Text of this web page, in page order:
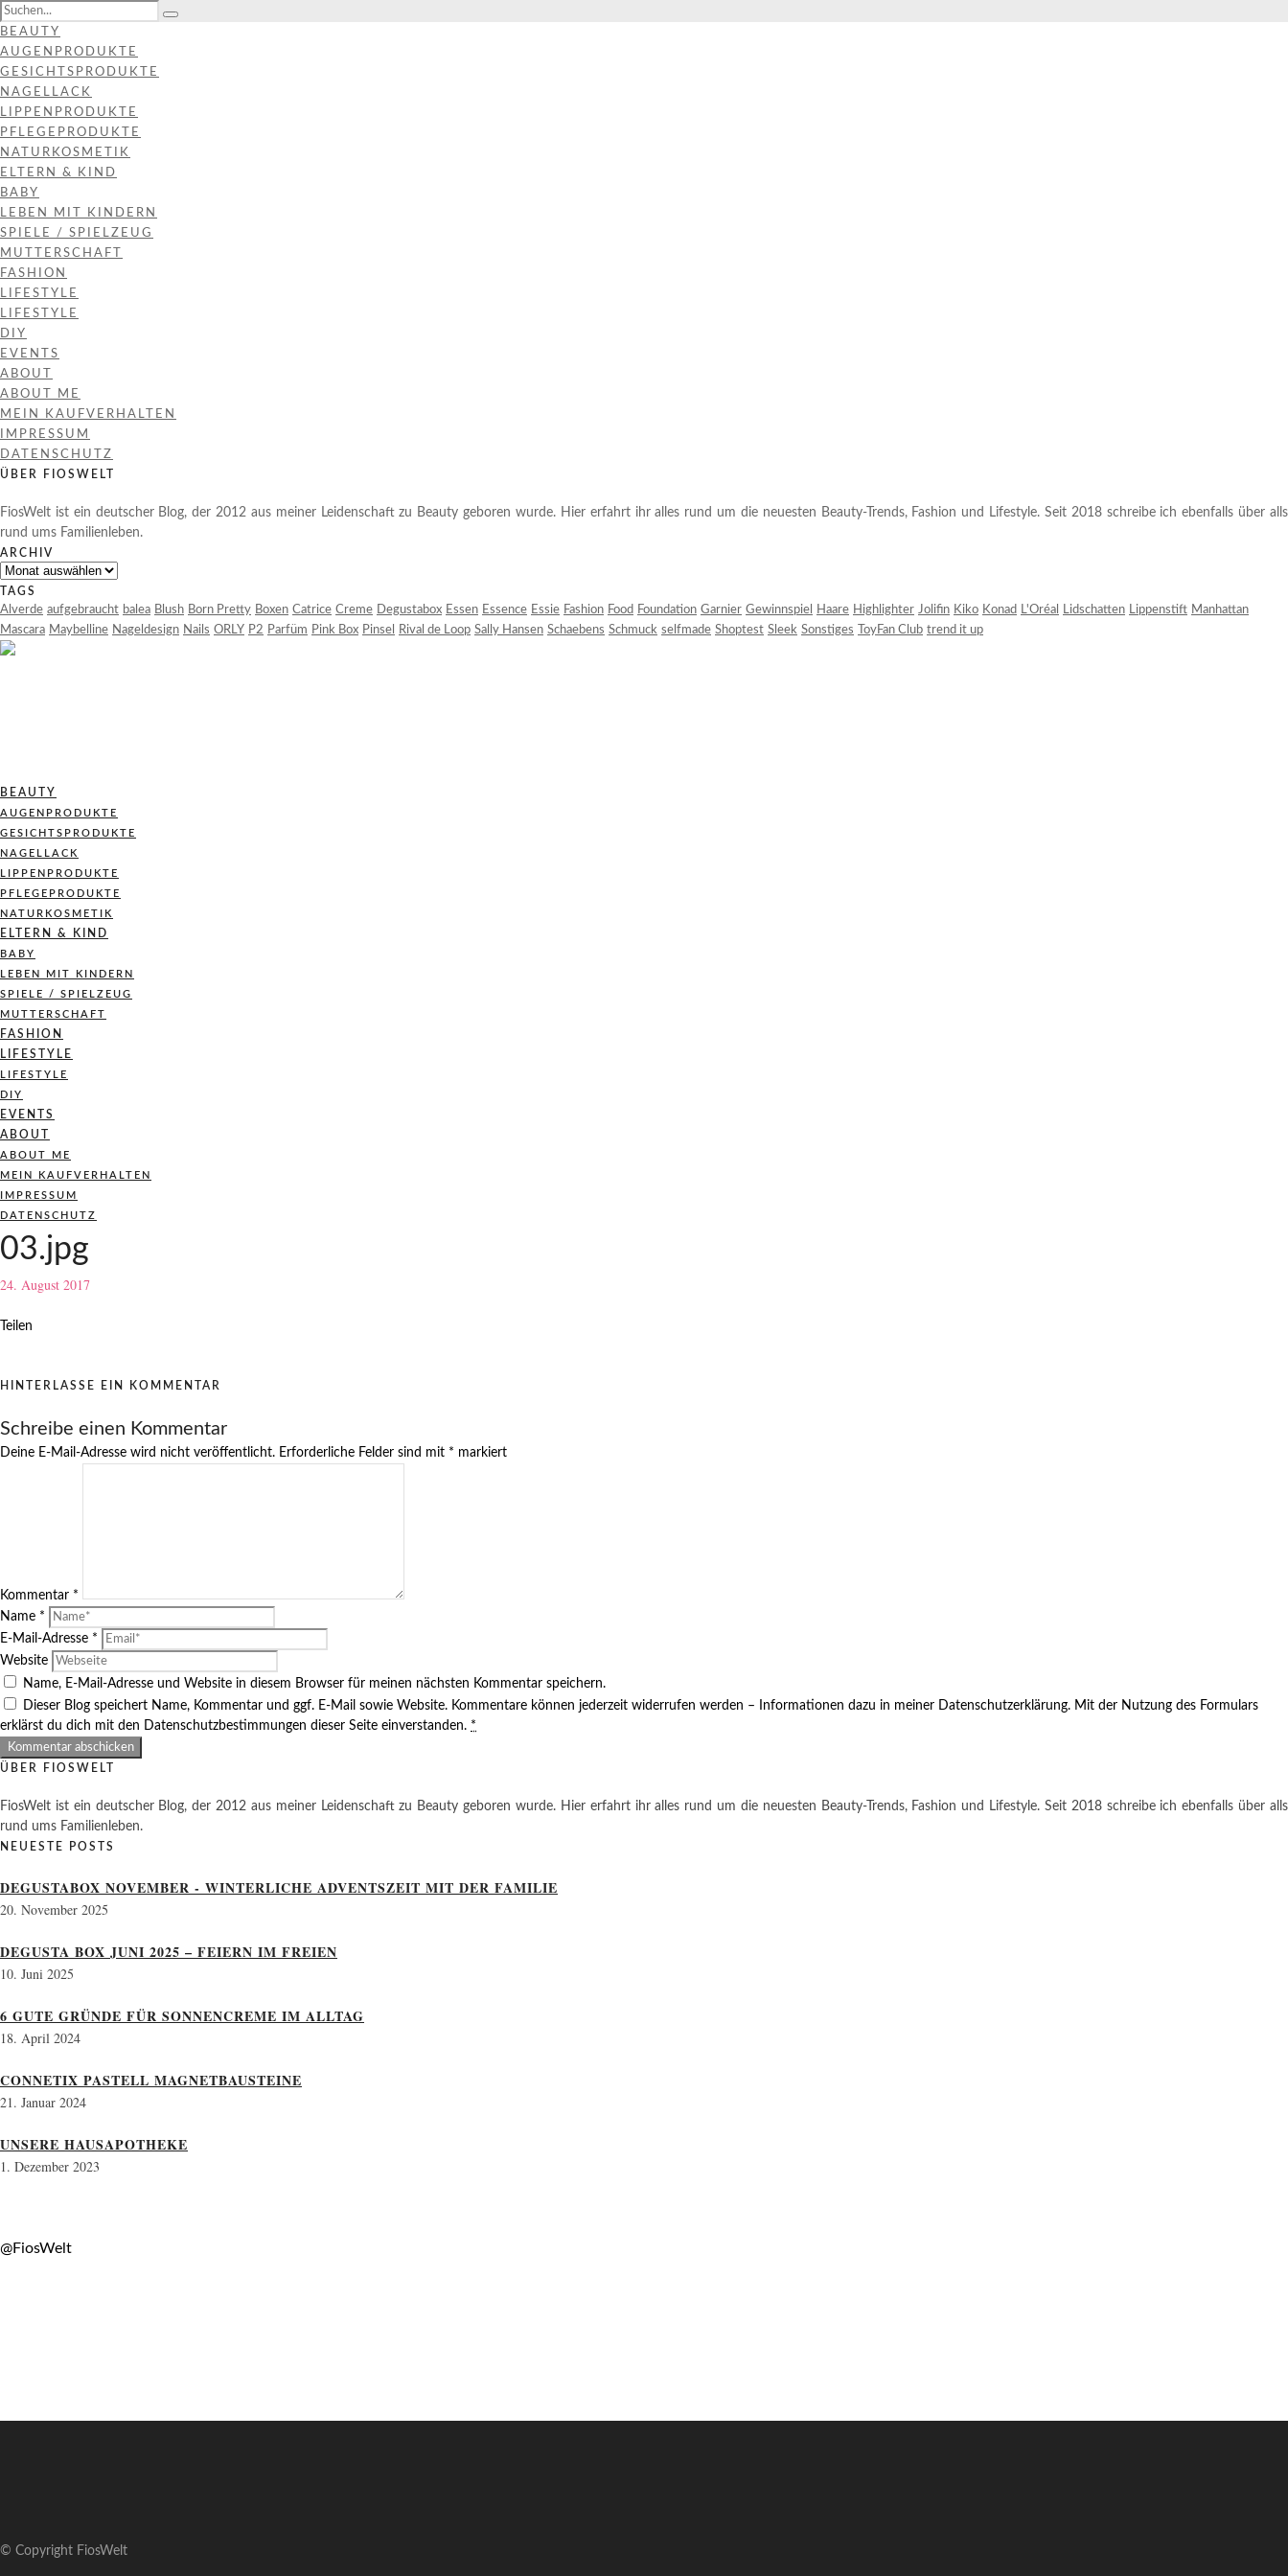
BEAUTY
AUGENPRODUKTE
GESICHTSPRODUKTE
NAGELLACK
LIPPENPRODUKTE
PFLEGEPRODUKTE
NATURKOSMETIK
ELTERN & KIND
BABY
LEBEN MIT KINDERN
SPIELE / SPIELZEUG
MUTTERSCHAFT
FASHION
LIFESTYLE
LIFESTYLE
DIY
EVENTS
ABOUT
ABOUT ME
MEIN KAUFVERHALTEN
IMPRESSUM
DATENSCHUTZ
ÜBER FIOSWELT
FiosWelt ist ein deutscher Blog, der 2012 aus meiner Leidenschaft zu Beauty geboren wurde. Hier erfahrt ihr alles rund um die neuesten Beauty-Trends, Fashion und Lifestyle. Seit 2018 schreibe ich ebenfalls über alls
rund ums Familienleben.
ARCHIV
Archiv
TAGS
Alverde aufgebraucht balea Blush Born Pretty Boxen Catrice Creme Degustabox Essen Essence Essie Fashion Food Foundation Garnier Gewinnspiel Haare Highlighter Jolifin Kiko Konad L'Oréal Lidschatten Lippenstift Manhattan
Mascara Maybelline Nageldesign Nails ORLY P2 Parfüm Pink Box Pinsel Rival de Loop Sally Hansen Schaebens Schmuck selfmade Shoptest Sleek Sonstiges ToyFan Club trend it up
BEAUTY
AUGENPRODUKTE
GESICHTSPRODUKTE
NAGELLACK
LIPPENPRODUKTE
PFLEGEPRODUKTE
NATURKOSMETIK
ELTERN & KIND
BABY
LEBEN MIT KINDERN
SPIELE / SPIELZEUG
MUTTERSCHAFT
FASHION
LIFESTYLE
LIFESTYLE
DIY
EVENTS
ABOUT
ABOUT ME
MEIN KAUFVERHALTEN
IMPRESSUM
DATENSCHUTZ
03.jpg
24. August 2017
Teilen
HINTERLASSE EIN KOMMENTAR
Schreibe einen Kommentar
Deine E-Mail-Adresse wird nicht veröffentlicht. Erforderliche Felder sind mit * markiert
Kommentar *
Name *
E-Mail-Adresse *
Website
Name, E-Mail-Adresse und Website in diesem Browser für meinen nächsten Kommentar speichern.
Dieser Blog speichert Name, Kommentar und ggf. E-Mail sowie Website. Kommentare können jederzeit widerrufen werden – Informationen dazu in meiner Datenschutzerklärung. Mit der Nutzung des Formulars
erklärst du dich mit den Datenschutzbestimmungen dieser Seite einverstanden. *
ÜBER FIOSWELT
FiosWelt ist ein deutscher Blog, der 2012 aus meiner Leidenschaft zu Beauty geboren wurde. Hier erfahrt ihr alles rund um die neuesten Beauty-Trends, Fashion und Lifestyle. Seit 2018 schreibe ich ebenfalls über alls
rund ums Familienleben.
NEUESTE POSTS
DEGUSTABOX NOVEMBER - WINTERLICHE ADVENTSZEIT MIT DER FAMILIE
20. November 2025
DEGUSTA BOX JUNI 2025 – FEIERN IM FREIEN
10. Juni 2025
6 GUTE GRÜNDE FÜR SONNENCREME IM ALLTAG
18. April 2024
CONNETIX PASTELL MAGNETBAUSTEINE
21. Januar 2024
UNSERE HAUSAPOTHEKE
1. Dezember 2023
@FiosWelt
© Copyright FiosWelt